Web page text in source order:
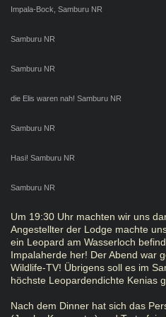
Impala-Bock, Samburu NR
Samburu NR
Samburu NR
die Elis waren nah! Samburu NR
Samburu NR
Hasi! Samburu NR
Samburu NR
Um 19:30 Uhr machten wir uns
Angestellter der Lodge machte
ein Leopard am Wasserloch
Impalaherde her! Der Abend war
Wildlife-TV! Übrigens soll es im
höchste Leopardendichte Kenias
Nach dem Dinner hat sich das